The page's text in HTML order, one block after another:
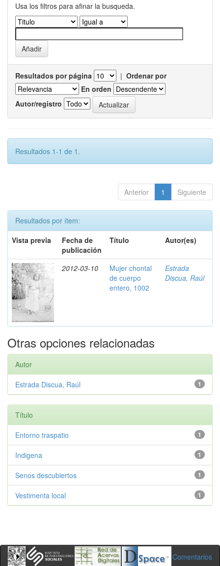
Usa los filtros para afinar la busqueda.
Resultados por página | Ordenar por
En orden
Autor/registro
Resultados 1-1 de 1.
Anterior 1 Siguiente
Resultados por ítem:
Vista previa
Fecha de
publicación
Título Autor(es)
2012-03-10
Mujer chontal
de cuerpo
entero, 1002
Estrada
Discua, Raúl
Otras opciones relacionadas
Autor
1
Estrada Discua, Raúl
Título
1
Entorno traspatio
1
Indigena
1
Senos descubiertos
1
Vestimenta local
Comentarios